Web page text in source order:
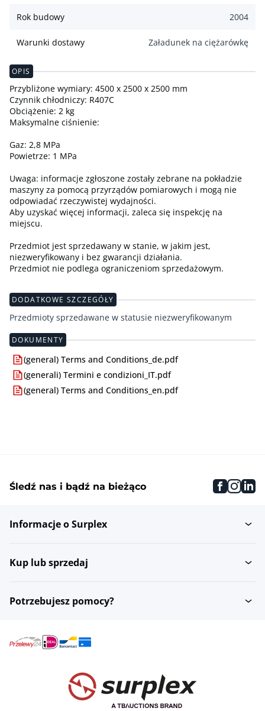
Rok budowy 2004
Warunki dostawy Załadunek na ciężarówkę
OPIS
Przybliżone wymiary: 4500 x 2500 x 2500 mm
Czynnik chłodniczy: R407C
Obciążenie: 2 kg
Maksymalne ciśnienie:
Gaz: 2,8 MPa
Powietrze: 1 MPa
Uwaga: informacje zgłoszone zostały zebrane na pokładzie
maszyny za pomocą przyrządów pomiarowych i mogą nie
odpowiadać rzeczywistej wydajności.
Aby uzyskać więcej informacji, zaleca się inspekcję na
miejscu.
Przedmiot jest sprzedawany w stanie, w jakim jest,
niezweryfikowany i bez gwarancji działania.
Przedmiot nie podlega ograniczeniom sprzedażowym.
DODATKOWE SZCZEGÓŁY
Przedmioty sprzedawane w statusie niezweryfikowanym
DOKUMENTY
(general) Terms and Conditions_de.pdf
(generali) Termini e condizioni_IT.pdf
(general) Terms and Conditions_en.pdf
Śledź nas i bądź na bieżąco
Informacje o Surplex
Kup lub sprzedaj
Potrzebujesz pomocy?